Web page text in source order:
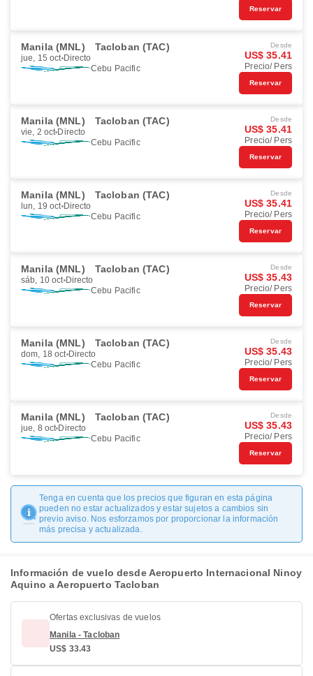
Reservar
Manila (MNL) Tacloban (TAC)
jue, 15 oct Directo
Cebu Pacific
Desde
US$ 35.41
Precio/ Pers
Reservar
Manila (MNL) Tacloban (TAC)
vie, 2 oct Directo
Cebu Pacific
Desde
US$ 35.41
Precio/ Pers
Reservar
Manila (MNL) Tacloban (TAC)
lun, 19 oct Directo
Cebu Pacific
Desde
US$ 35.41
Precio/ Pers
Reservar
Manila (MNL) Tacloban (TAC)
sáb, 10 oct Directo
Cebu Pacific
Desde
US$ 35.43
Precio/ Pers
Reservar
Manila (MNL) Tacloban (TAC)
dom, 18 oct Directo
Cebu Pacific
Desde
US$ 35.43
Precio/ Pers
Reservar
Manila (MNL) Tacloban (TAC)
jue, 8 oct Directo
Cebu Pacific
Desde
US$ 35.43
Precio/ Pers
Reservar
Tenga en cuenta que los precios que figuran en esta página
pueden no estar actualizados y estar sujetos a cambios sin
previo aviso. Nos esforzamos por proporcionar la información
más precisa y actualizada.
Información de vuelo desde Aeropuerto Internacional Ninoy
Aquino a Aeropuerto Tacloban
Ofertas exclusivas de vuelos
Manila - Tacloban
US$ 33.43